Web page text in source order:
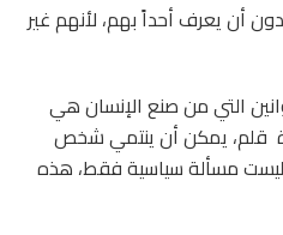
أن يعرف أحداً بهم، لأنهم غير
التي من صنع الإنسان هي
قلم، يمكن أن ينتمي شخص
ليست مسألة سياسية فقط، هذه